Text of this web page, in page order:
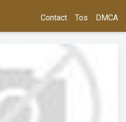
Contact Tos DMCA